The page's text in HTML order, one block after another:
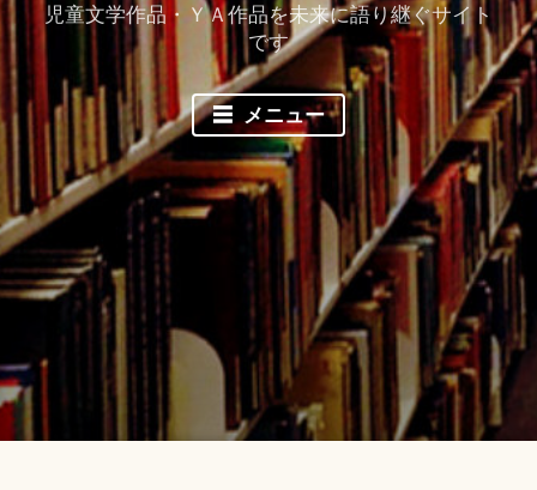
児童文学作品・ＹＡ作品を未来に語り継ぐサイト
です
メニュー